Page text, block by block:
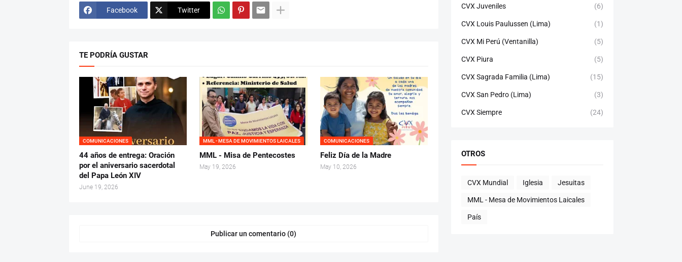
Facebook Twitter
TE PODRÍA GUSTAR
COMUNICACIONES
44 años de entrega: Oración
por el aniversario sacerdotal
del Papa León XIV
June 19, 2026
MML - MESA DE MOVIMIENTOS LAICALES
MML - Misa de Pentecostes
May 19, 2026
COMUNICACIONES
Feliz Día de la Madre
May 10, 2026
Publicar un comentario (0)
CVX Juveniles (6)
CVX Louis Paulussen (Lima) (1)
CVX Mi Perú (Ventanilla) (5)
CVX Piura (5)
CVX Sagrada Familia (Lima) (15)
CVX San Pedro (Lima) (3)
CVX Siempre (24)
OTROS
CVX Mundial Iglesia Jesuitas
MML - Mesa de Movimientos Laicales
País